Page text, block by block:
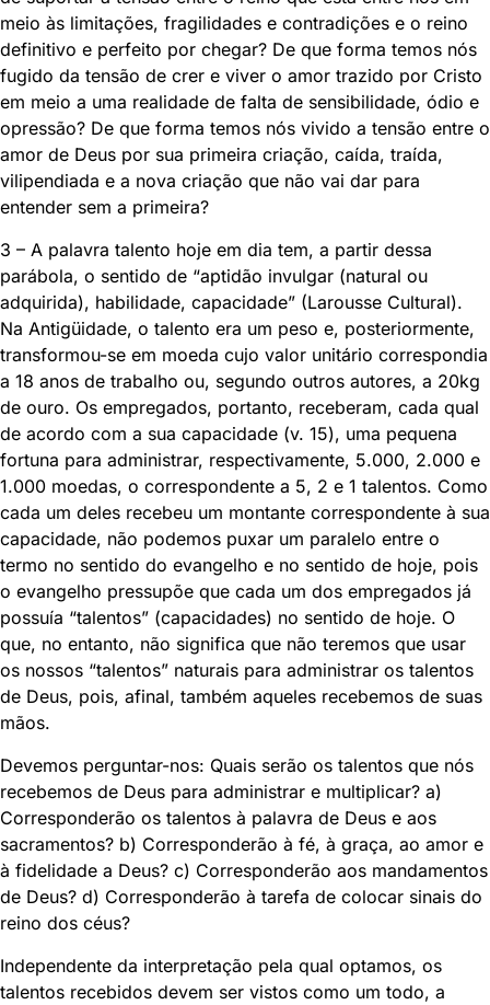
meio às limitações, fragilidades e contradições e o reino
definitivo e perfeito por chegar? De que forma temos nós
fugido da tensão de crer e viver o amor trazido por Cristo
em meio a uma realidade de falta de sensibilidade, ódio e
opressão? De que forma temos nós vivido a tensão entre o
amor de Deus por sua primeira criação, caída, traída,
vilipendiada e a nova criação que não vai dar para
entender sem a primeira?
3 – A palavra talento hoje em dia tem, a partir dessa
parábola, o sentido de “aptidão invulgar (natural ou
adquirida), habilidade, capacidade” (Larousse Cultural).
Na Antigüidade, o talento era um peso e, posteriormente,
transformou-se em moeda cujo valor unitário correspondia
a 18 anos de trabalho ou, segundo outros autores, a 20kg
de ouro. Os empregados, portanto, receberam, cada qual
de acordo com a sua capacidade (v. 15), uma pequena
fortuna para administrar, respectivamente, 5.000, 2.000 e
1.000 moedas, o correspondente a 5, 2 e 1 talentos. Como
cada um deles recebeu um montante correspondente à sua
capacidade, não podemos puxar um paralelo entre o
termo no sentido do evangelho e no sentido de hoje, pois
o evangelho pressupõe que cada um dos empregados já
possuía “talentos” (capacidades) no sentido de hoje. O
que, no entanto, não significa que não teremos que usar
os nossos “talentos” naturais para administrar os talentos
de Deus, pois, afinal, também aqueles recebemos de suas
mãos.
Devemos perguntar-nos: Quais serão os talentos que nós
recebemos de Deus para administrar e multiplicar? a)
Corresponderão os talentos à palavra de Deus e aos
sacramentos? b) Corresponderão à fé, à graça, ao amor e
à fidelidade a Deus? c) Corresponderão aos mandamentos
de Deus? d) Corresponderão à tarefa de colocar sinais do
reino dos céus?
Independente da interpretação pela qual optamos, os
talentos recebidos devem ser vistos como um todo, a